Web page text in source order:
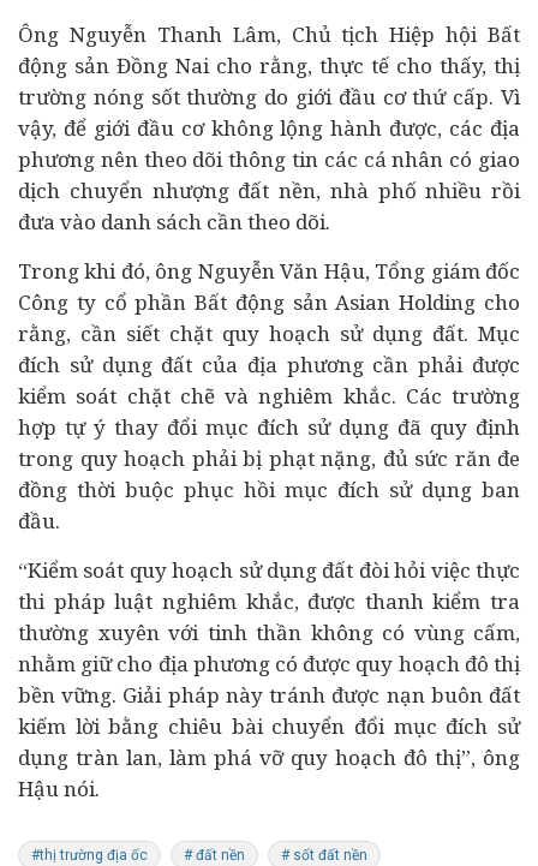
Ông Nguyễn Thanh Lâm, Chủ tịch Hiệp hội Bất
động sản Đồng Nai cho rằng, thực tế cho thấy, thị
trường nóng sốt thường do giới đầu cơ thứ cấp. Vì
vậy, để giới đầu cơ không lộng hành được, các địa
phương nên theo dõi thông tin các cá nhân có giao
dịch chuyển nhượng đất nền, nhà phố nhiều rồi
đưa vào danh sách cần theo dõi.
Trong khi đó, ông Nguyễn Văn Hậu, Tổng giám đốc
Công ty cổ phần Bất động sản Asian Holding cho
rằng, cần siết chặt quy hoạch sử dụng đất. Mục
đích sử dụng đất của địa phương cần phải được
kiểm soát chặt chẽ và nghiêm khắc. Các trường
hợp tự ý thay đổi mục đích sử dụng đã quy định
trong quy hoạch phải bị phạt nặng, đủ sức răn đe
đồng thời buộc phục hồi mục đích sử dụng ban
đầu.
“Kiểm soát quy hoạch sử dụng đất đòi hỏi việc thực
thi pháp luật nghiêm khắc, được thanh kiểm tra
thường xuyên với tinh thần không có vùng cấm,
nhằm giữ cho địa phương có được quy hoạch đô thị
bền vững. Giải pháp này tránh được nạn buôn đất
kiếm lời bằng chiêu bài chuyển đổi mục đích sử
dụng tràn lan, làm phá vỡ quy hoạch đô thị”, ông
Hậu nói.
#thị trường địa ốc # đất nền # sốt đất nền